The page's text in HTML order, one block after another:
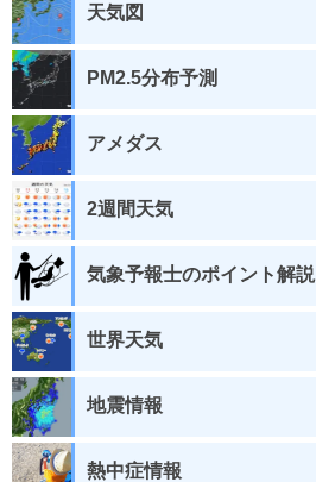
天気図
PM2.5分布予測
アメダス
2週間天気
気象予報士のポイント解説
世界天気
地震情報
熱中症情報